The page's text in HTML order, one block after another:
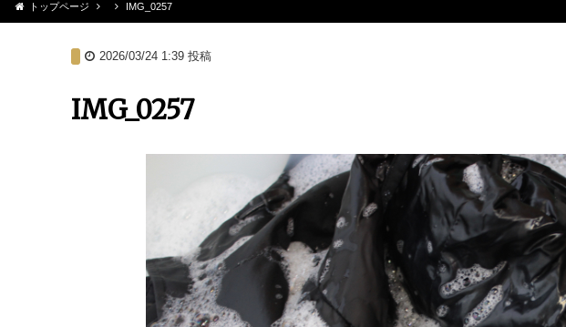
トップページ IMG_0257
2026/03/24 1:39投稿
IMG_0257